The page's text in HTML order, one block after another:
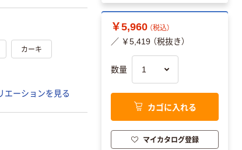
カーキ
エーションを見る
￥5,960 （税込）
／ ￥5,419 （税抜き）
数量
カゴに入れる
マイカタログ登録